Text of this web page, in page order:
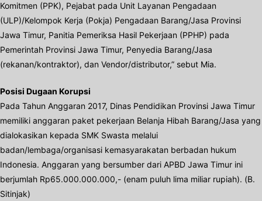
Komitmen (PPK), Pejabat pada Unit Layanan Pengadaan
(ULP)/Kelompok Kerja (Pokja) Pengadaan Barang/Jasa Provinsi
Jawa Timur, Panitia Pemeriksa Hasil Pekerjaan (PPHP) pada
Pemerintah Provinsi Jawa Timur, Penyedia Barang/Jasa
(rekanan/kontraktor), dan Vendor/distributor,” sebut Mia.
Posisi Dugaan Korupsi
Pada Tahun Anggaran 2017, Dinas Pendidikan Provinsi Jawa Timur
memiliki anggaran paket pekerjaan Belanja Hibah Barang/Jasa yang
dialokasikan kepada SMK Swasta melalui
badan/lembaga/organisasi kemasyarakatan berbadan hukum
Indonesia. Anggaran yang bersumber dari APBD Jawa Timur ini
berjumlah Rp65.000.000.000,- (enam puluh lima miliar rupiah). (B.
Sitinjak)